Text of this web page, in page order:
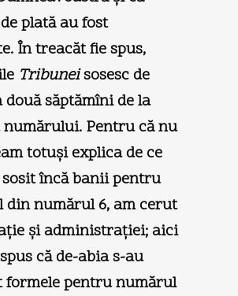
plată au fost
În treacăt fie spus,
Tribuneisosesc de
două săptămîni de la
Pentru că nu
totuşi explica de ce
încă banii pentru
numărul 6, am cerut
şi administraţiei; aici
că de-abia s-au
pentru numărul